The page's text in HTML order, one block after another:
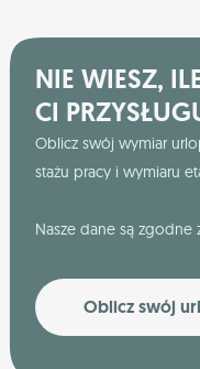
NIE WIESZ,
CI
Oblicz swój wymiar
stażu pracy i wymiaru
Nasze dane są zgodne
Oblicz swój